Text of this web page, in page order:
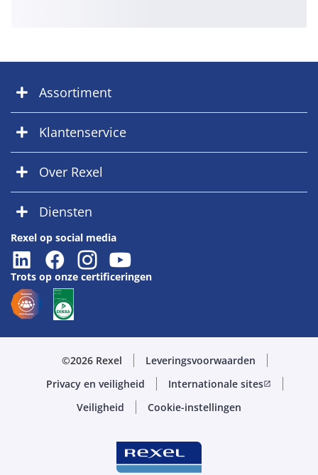
Assortiment
Klantenservice
Over Rexel
Diensten
Rexel op social media
Trots op onze certificeringen
©2026 Rexel
Leveringsvoorwaarden
Privacy en veiligheid
Internationale sitesopen_in_new
Veiligheid Cookie-instellingen